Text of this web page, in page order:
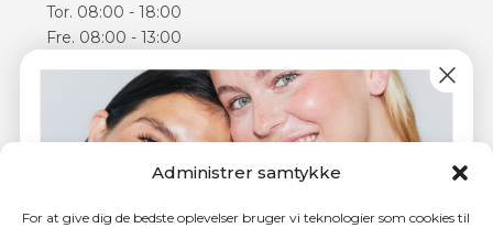
Administrer samtykke
For at give dig de bedste oplevelser bruger vi teknologier som cookies til
Tor. 08:00 - 18:00
Fre. 08:00 - 13:00
Åbningstiderne kan varierer
Følg os
Instagram